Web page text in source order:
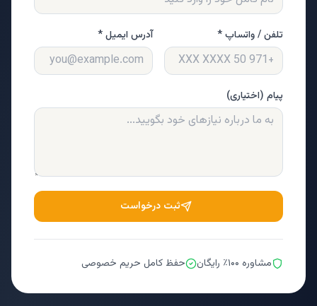
تلفن / واتساپ * آدرس ایمیل *
پیام (اختیاری)
ثبت درخواست
مشاوره ۱۰۰٪ رایگان حفظ کامل حریم خصوصی